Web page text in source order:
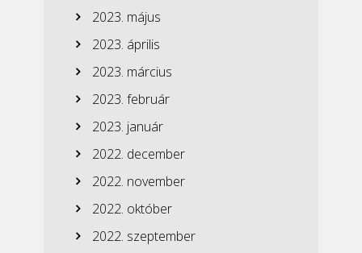
2023. május
2023. április
2023. március
2023. február
2023. január
2022. december
2022. november
2022. október
2022. szeptember